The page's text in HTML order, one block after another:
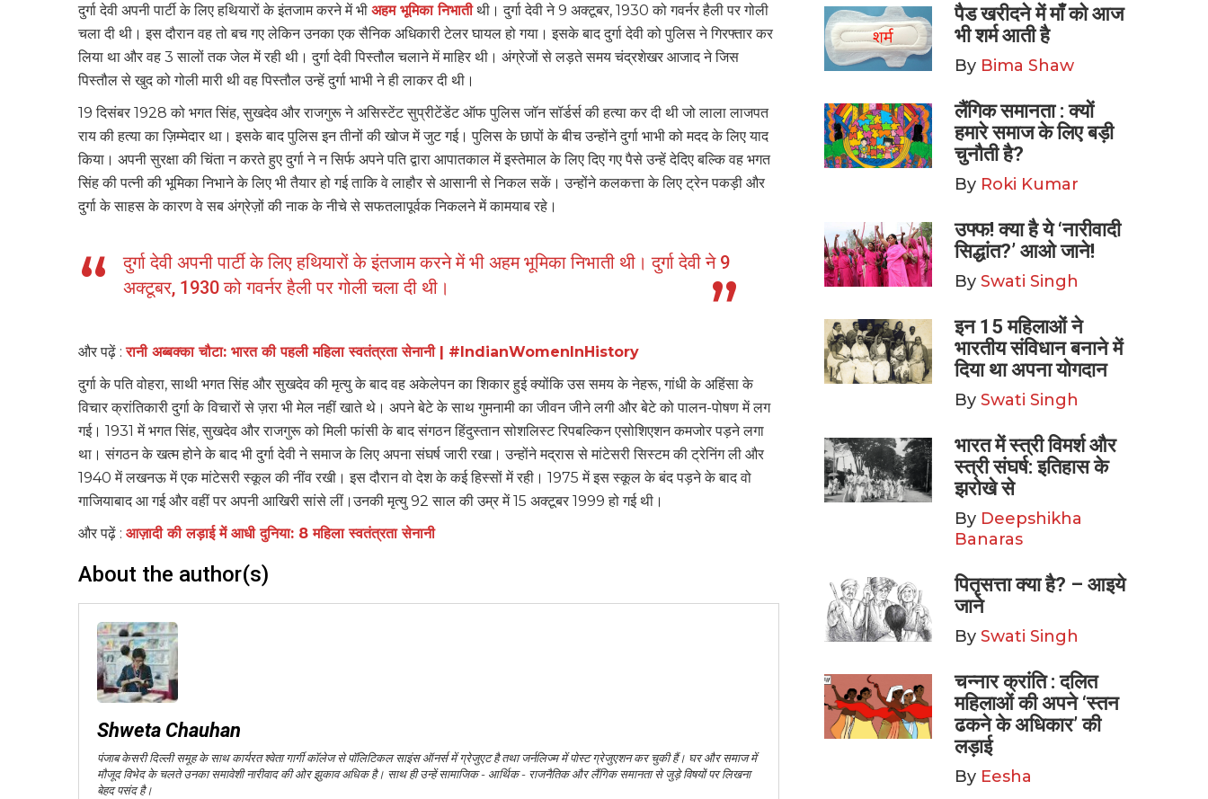
दुर्गा देवी अपनी पार्टी के लिए हथियारों के इंतजाम करने में भी अहम भूमिका निभातीथी। दुर्गा देवी ने 9 अक्टूबर, 1930 को गवर्नर हैली पर गोली
चला दी थी। इस दौरान वह तो बच गए लेक‍िन उनका एक सैनिक अधिकारी टेलर घायल हो गया। इसके बाद दुर्गा देवी को पुलिस ने गिरफ्तार कर
लिया था और वह 3 सालों तक जेल में रही थी। दुर्गा देवी पिस्तौल चलाने में माहि‍र थी। अंग्रेजों से लड़ते समय चंद्रशेखर आजाद ने जिस
पिस्तौल से खुद को गोली मारी थी वह पिस्तौल उन्‍हें दुर्गा भाभी ने ही लाकर दी थी।
19 दिसंबर 1928 को भगत सिंह, सुखदेव और राजगुरू ने असिस्टेंट सुप्रीटेंडेंट ऑफ पुलिस जॉन सॉर्डर्स की हत्या कर दी थी जो लाला लाजपत
राय की हत्या का ज़िम्मेदार था। इसके बाद पुलिस इन तीनों की खोज में जुट गई। पुलिस के छापों के बीच उन्होंने दुर्गा भाभी को मदद के लिए याद
किया। अपनी सुरक्षा की चिंता न करते हुए दुर्गा ने न सिर्फ अपने पति द्वारा आपातकाल में इस्तेमाल के लिए दिए गए पैसे उन्हें देदिए बल्कि वह भगत
सिंह की पत्नी की भूमिका निभाने के लिए भी तैयार हो गई ताकि वे लाहौर से आसानी से निकल सकें। उन्होंने कलकत्ता के लिए ट्रेन पकड़ी और
दुर्गा के साहस के कारण वे सब अंग्रेज़ों की नाक के नीचे से सफतलापूर्वक निकलने में कामयाब रहे।
दुर्गा देवी अपनी पार्टी के लिए हथियारों के इंतजाम करने में भी अहम भूमिका निभाती थी। दुर्गा देवी ने 9
अक्टूबर, 1930 को गवर्नर हैली पर गोली चला दी थी।
और पढ़ें :रानी अब्बक्का चौटा: भारत की पहली महिला स्वतंत्रता सेनानी | #IndianWomenInHistory
दुर्गा के पति वोहरा, साथी भगत सिंह और सुखदेव की मृत्यु के बाद वह अकेलेपन का शिकार हुई क्योंकि उस समय के नेहरू, गांधी के अहिंसा के
विचार क्रांतिकारी दुर्गा के विचारों से ज़रा भी मेल नहीं खाते थे। अपने बेटे के साथ गुमनामी का जीवन जीने लगी और बेटे को पालन-पोषण में लग
गई। 1931 में भगत सिंह, सुखदेव और राजगुरू को मिली फांसी के बाद संगठन हिंदुस्तान सोशलिस्ट रिपबल्किन एसोशिएशन कमजोर पड़ने लगा
था। संगठन के खत्म होने के बाद भी दुर्गा देवी ने समाज के लिए अपना संघर्ष जारी रखा। उन्होंने मद्रास से मांटेसरी सिस्टम की ट्रेनिंग ली और
1940 में लखनऊ में एक मांटेसरी स्कूल की नींव रखी। इस दौरान वो देश के कई हिस्सों में रही। 1975 में इस स्कूल के बंद पड़ने के बाद वो
गाजियाबाद आ गई और वहीं पर अपनी आखिरी सांसे लीं।उनकी मृत्यु 92 साल की उम्र में 15 अक्टूबर 1999 हो गई थी।
और पढ़ें : आज़ादी की लड़ाई में आधी दुनिया: 8 महिला स्वतंत्रता सेनानी
About the author(s)
Shweta Chauhan
पंजाब केसरी दिल्ली समूह के साथ कार्यरत श्वेता गार्गी कॉलेज से पॉलिटिकल साइंस ऑनर्स में ग्रेजुएट है तथा जर्नलिज्म में पोस्ट ग्रेजुएशन कर चुकी हैं। घर और समाज में
मौजूद विभेद के चलते उनका समावेशी नारीवाद की ओर झुकाव अधिक है। साथ ही उन्हें सामाजिक - आर्थिक - राजनैतिक और लैंगिक समानता से जुड़े विषयों पर लिखना
बेहद पसंद है।
पैड खरीदने में माँ को आज
भी शर्म आती है
By Bima Shaw
लैंगिक समानता : क्यों
हमारे समाज के लिए बड़ी
चुनौती है?
By Roki Kumar
उफ्फ! क्या है ये ‘नारीवादी
सिद्धांत?’ आओ जाने!
By Swati Singh
इन 15 महिलाओं ने
भारतीय संविधान बनाने में
दिया था अपना योगदान
By Swati Singh
भारत में स्त्री विमर्श और
स्त्री संघर्ष: इतिहास के
झरोखे से
By Deepshikha
Banaras
पितृसत्ता क्या है? – आइये
जाने
By Swati Singh
चन्नार क्रांति : दलित
महिलाओं की अपने ‘स्तन
ढकने के अधिकार’ की
लड़ाई
By Eesha